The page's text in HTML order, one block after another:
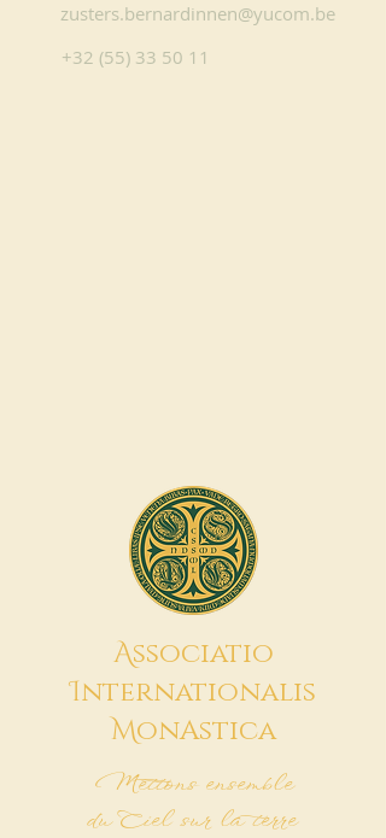
zusters.bernardinnen@yucom.be
+32 (55) 33 50 11
Associatio
Internationalis
MonAstica
Mettons ensemble
du Ciel sur la terre